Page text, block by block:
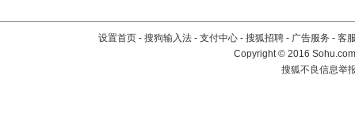
设置首页 - 搜狗输入法 - 支付中心 - 搜狐招聘 - 广告服务 - 客
Copyright©2016
搜狐不良信息举